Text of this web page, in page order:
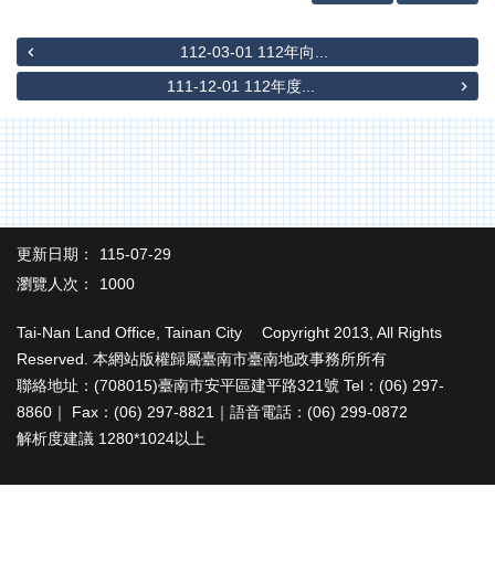
上
申
與
查
詢
便
民
務
意
交
流
下
載
區
112-03-01 112年向...
111-12-01 112年度...
更新日期：
115-07-29
瀏覽人次：
1000
Tai-Nan Land Office, Tainan City Copyright 2013, All Rights
Reserved. 本網站版權歸屬臺南市臺南地政事務所所有
聯絡地址：(708015)臺南市安平區建平路321號 Tel：(06) 297-
8860｜ Fax：(06) 297-8821｜語音電話：(06) 299-0872
解析度建議 1280*1024以上